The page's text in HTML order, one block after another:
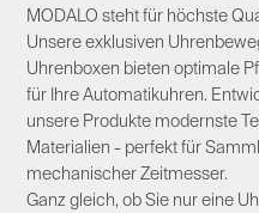
MODALO steht für höchste
Unsere exklusiven
Uhrenboxen bieten optimale
für Ihre Automatikuhren.
unsere Produkte modernste
Materialien - perfekt für
mechanischer Zeitmesser.
Ganz gleich, ob Sie nur eine